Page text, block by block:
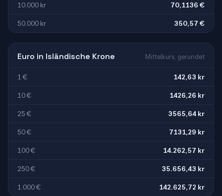
10.000 kr 70,1136 €
50.000 kr 350,57 €
Euro in Isländische Krone Mittelkurs, gerundet
1 € 142,63 kr
10 € 1426,26 kr
25 € 3565,64 kr
50 € 7131,29 kr
100 € 14.262,57 kr
250 € 35.656,43 kr
1.000 € 142.625,72 kr